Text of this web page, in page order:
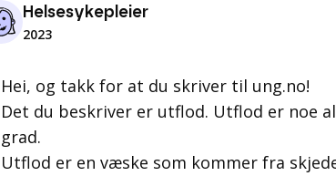
Helsesykepleier
2023
Hei, og takk for at du skriver til ung.no!
Det du beskriver er utflod. Utflod er noe
grad.
Utflod er en væske som kommer fra